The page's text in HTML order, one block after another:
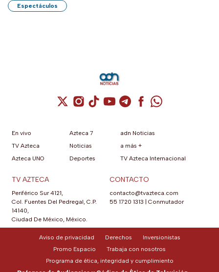
Espectáculos
Cuenta de X / Twitter (se abre en una
Cuenta de Instagram (se abre en una
Cuenta de TikTok (se abre en
Cuenta de YouTube (se abre
Cuenta de Telegram (se
Cuenta de
Cuenta de
En vivo
TV Azteca
Azteca UNO
Azteca 7
Noticias
Deportes
adn Noticias
a más +
TV Azteca Internacional
TV AZTECA
Periférico Sur 4121,
Col. Fuentes Del Pedregal, C.P.
14140,
Ciudad De México, México.
CONTACTO
contacto@tvazteca.com
55 1720 1313 | Conmutador
Aviso de privacidad Derechos
Inversionistas
Promo Espacio
Trabaja con nosotros
Programa de ética, integridad y cumplimiento